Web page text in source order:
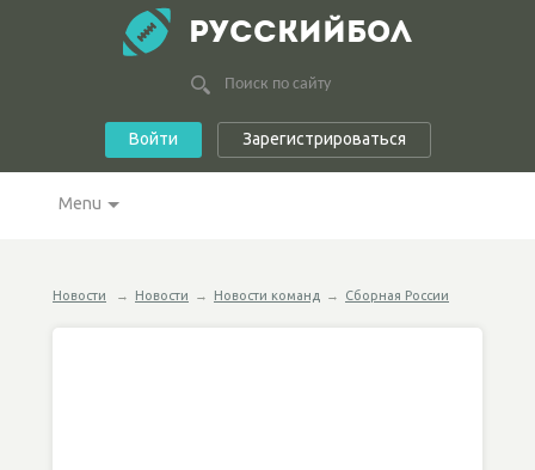
РУССКИЙБОЛ
Войти Зарегистрироваться
Menu
Новости → Новости → Новости команд → Сборная России